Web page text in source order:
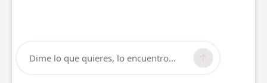
Dime lo que quieres, lo encuentro...